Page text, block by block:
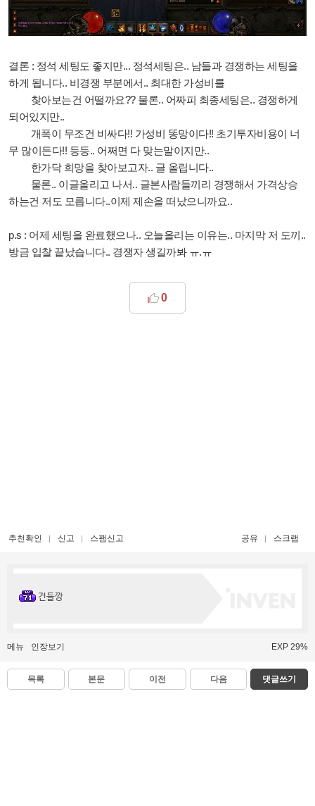
결론 : 정석 세팅도 좋지만... 정석세팅은.. 남들과 경쟁하는 세팅을
하게 됩니다.. 비경쟁 부분에서.. 최대한 가성비를
찾아보는건 어떨까요?? 물론.. 어짜피 최종세팅은.. 경쟁하게
되어있지만..
개폭이 무조건 비싸다!! 가성비 똥망이다!! 초기투자비용이 너
무 많이든다!! 등등.. 어쩌면 다 맞는말이지만..
한가닥 희망을 찾아보고자.. 글 올립니다..
물론.. 이글올리고 나서.. 글본사람들끼리 경쟁해서 가격상승
하는건 저도 모릅니다..이제 제손을 떠났으니까요..
p.s : 어제 세팅을 완료했으나.. 오늘올리는 이유는.. 마지막 저 도끼..
방금 입찰 끝났습니다.. 경쟁자 생길까봐 ㅠ.ㅠ
0
추천확인 신고 스팸신고 공유 스크랩
건들깡
메뉴 인장보기 EXP 29%
목록 본문 이전 다음 댓글쓰기